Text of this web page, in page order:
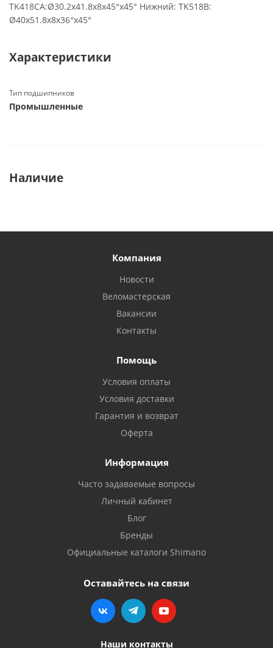
TK418CA:Ø30.2x41.8x8x45°x45° Нижний: TK518B:
Ø40x51.8x8x36°x45°
Характеристики
Тип подшипников
Промышленные
Наличие
Компания
Новости
Веломастерская
Вакансии
Контакты
Помощь
Условия оплаты
Условия доставки
Гарантия и возврат
Оферта
Информация
Часто задаваемые вопросы
Личный кабинет
Блог
Бренды
Официальные каталоги Shimano
Оставайтесь на связи
Наши контакты